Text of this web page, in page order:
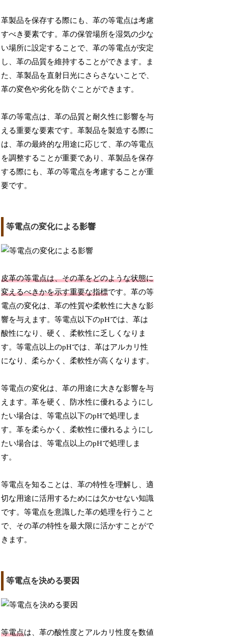
革製品を保存する際にも、革の等電点は考慮
すべき要素です。革の保管場所を湿気の少な
い場所に設定することで、革の等電点が安定
し、革の品質を維持することができます。ま
た、革製品を直射日光にさらさないことで、
革の変色や劣化を防ぐことができます。
革の等電点は、革の品質と耐久性に影響を与
える重要な要素です。革製品を製造する際に
は、革の最終的な用途に応じて、革の等電点
を調整することが重要であり、革製品を保存
する際にも、革の等電点を考慮することが重
要です。
等電点の変化による影響
皮革の等電点は、その革をどのような状態に
変えるべきかを示す重要な指標です。革の等
電点の変化は、革の性質や柔軟性に大きな影
響を与えます。等電点以下のpHでは、革は
酸性になり、硬く、柔軟性に乏しくなりま
す。等電点以上のpHでは、革はアルカリ性
になり、柔らかく、柔軟性が高くなります。
等電点の変化は、革の用途に大きな影響を与
えます。革を硬く、防水性に優れるようにし
たい場合は、等電点以下のpHで処理しま
す。革を柔らかく、柔軟性に優れるようにし
たい場合は、等電点以上のpHで処理しま
す。
等電点を知ることは、革の特性を理解し、適
切な用途に活用するためには欠かせない知識
です。等電点を意識した革の処理を行うこと
で、その革の特性を最大限に活かすことがで
きます。
等電点を決める要因
等電点は、革の酸性度とアルカリ性度を数値